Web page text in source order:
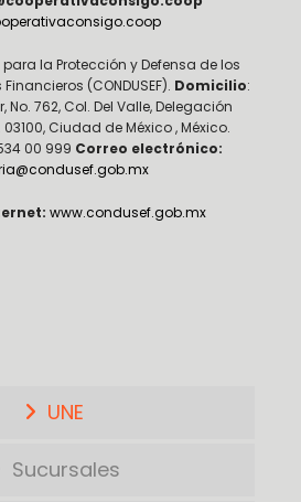
la Protección y Defensa de los
(CONDUSEF). Domicilio:
No. 762, Col. Del Valle, Delegación
Ciudad de México , México.
00 999 Correo electrónico:
www.condusef.gob.mx
UNE
Sucursales